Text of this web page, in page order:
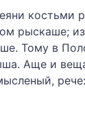
костьми
рыска­ше;
Тому в
Аще и
рече: